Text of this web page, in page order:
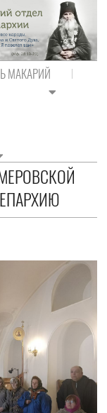
МАКАРИЙ